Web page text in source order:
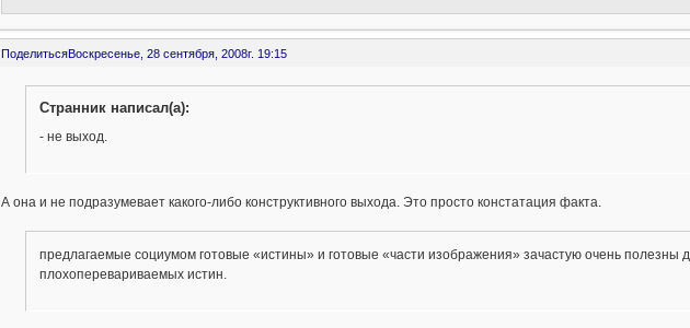
ПоделитьсяВоскресенье, 28 сентября, 2008г. 19:15
Cтранник написал(а):
- не выход.
А она и не подразумевает какого-либо конструктивного выхода. Это просто констатация факта.
предлагаемые социумом готовые «истины» и готовые «части изображения» зачастую очень полезны
плохоперевариваемых истин.